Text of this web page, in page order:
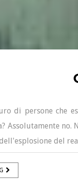
di persone che
Assolutamente no.
del